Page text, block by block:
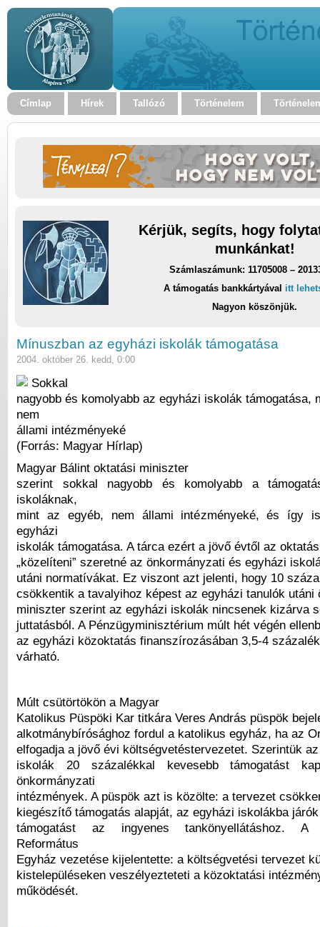
Címlap Hírek Tallózó Történelem
Kérjük, segíts, hogy
munkánkat!
Számlaszámunk: 11705008 –
A támogatás bankkártyával itt
Nagyon köszönjük.
Mínuszban az egyházi iskolák támogatása
2004. október 26. kedd, 0:00
Sokkal
nagyobb és komolyabb az egyházi iskolák támogatása,
nem
állami intézményeké
(Forrás: Magyar Hírlap)
Magyar Bálint oktatási miniszter
szerint sokkal nagyobb és komolyabb a
iskoláknak,
mint az egyéb, nem állami intézményeké, és így
egyházi
iskolák támogatása. A tárca ezért a jövő évtől az
„közelíteni” szeretné az önkormányzati és egyházi
utáni normatívákat. Ez viszont azt jelenti, hogy 10
csökkentik a tavalyihoz képest az egyházi tanulók utáni
miniszter szerint az egyházi iskolák nincsenek kizárva
juttatásból. A Pénzügyminisztérium múlt hét végén
az egyházi közoktatás finanszírozásában 3,5-4
várható.
Múlt csütörtökön a Magyar
Katolikus Püspöki Kar titkára Veres András püspök
alkotmánybírósághoz fordul a katolikus egyház, ha az
elfogadja a jövő évi költségvetéstervezetet. Szerintük
iskolák 20 százalékkal kevesebb támogatást
önkormányzati
intézmények. A püspök azt is közölte: a tervezet
kiegészítő támogatás alapját, az egyházi iskolákba
támogatást az ingyenes tankönyellátáshoz. A
Református
Egyház vezetése kijelentette: a költségvetési tervezet
kistelepüléseken veszélyezteteti a közoktatási
működését.